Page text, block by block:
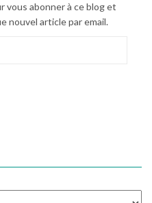
vous abonner à ce blog et
nouvel article par email.